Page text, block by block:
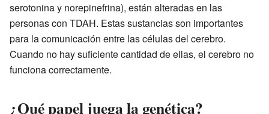
serotonina y norepinefrina), están alteradas en las
personas con TDAH. Estas sustancias son importantes
para la comunicación entre las células del cerebro.
Cuando no hay suficiente cantidad de ellas, el cerebro no
funciona correctamente.
¿Qué papel juega la genética?